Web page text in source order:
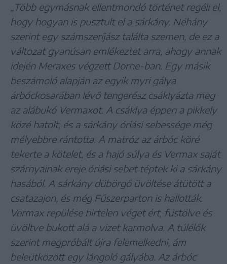
„Több egymásnak ellentmondó történet regéli el,
hogy hogyan is pusztult el a sárkány. Néhány
szerint egy számszeríjász találta szemen, de ez a
változat gyanúsan emlékeztet arra, ahogy annak
idején Meraxes végzett Dorne-ban. Egy másik
beszámoló alapján az egyik myri gálya
árbóckosarában lévő tengerész csáklyázta meg
az alábukó Vermaxot. A csáklya éppen a pikkely
közé hatolt, és a sárkány óriási sebessége még
mélyebbre rántotta. A matróz az árbóc köré
tekerte a kötelet, és a hajó súlya és Vermax saját
szárnyainak ereje óriási sebet téptek ki a sárkány
hasából. A sárkány dübörgő üvöltése átütött a
csatazajon, és még Fűszerparton is hallották.
Vermax repülése hirtelen véget ért, füstölve és
üvöltve bukott alá a vizet karmolva. A túlélők
szerint megpróbált újra felemelkedni, ám
beleütközött egy lángoló gályába. Az árbóc